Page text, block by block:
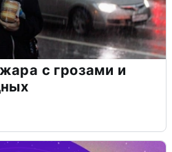
с грозами и